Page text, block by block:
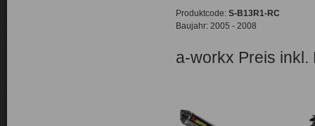
Produktcode: S-B13R1-RC
Baujahr: 2005 - 2008
a-workx Preis inkl.